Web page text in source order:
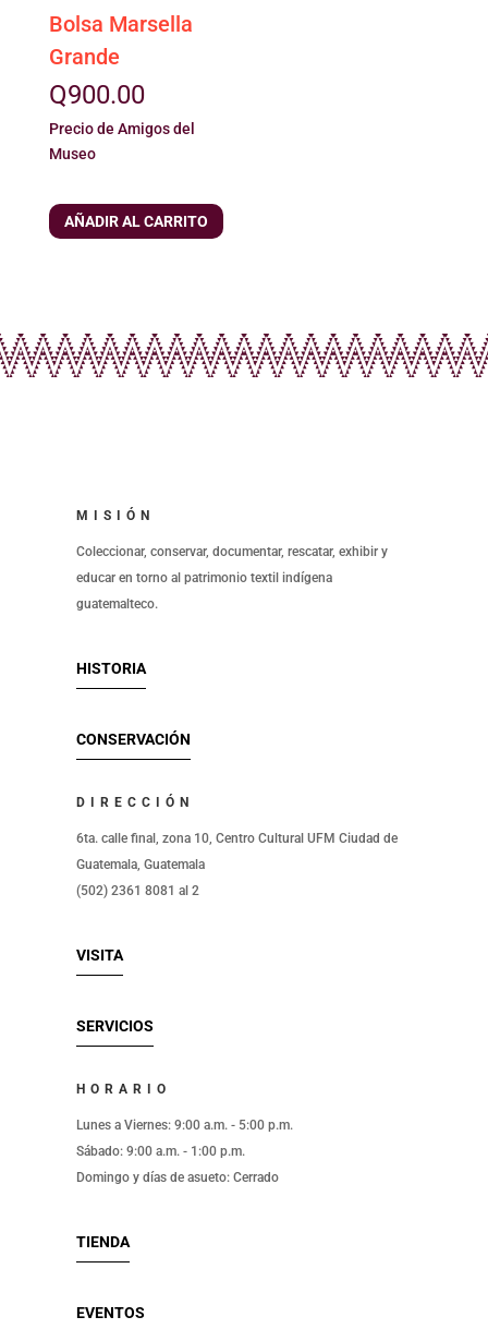
Bolsa Marsella
Grande
Q900.00
Precio de Amigos del
Museo
AÑADIR AL CARRITO
MISIÓN
Coleccionar, conservar, documentar, rescatar, exhibir y
educar en torno al patrimonio textil indígena
guatemalteco.
HISTORIA
CONSERVACIÓN
DIRECCIÓN
6ta. calle final, zona 10, Centro Cultural UFM Ciudad de
Guatemala, Guatemala
(502) 2361 8081 al 2
VISITA
SERVICIOS
HORARIO
Lunes a Viernes: 9:00 a.m. - 5:00 p.m.
Sábado: 9:00 a.m. - 1:00 p.m.
Domingo y días de asueto: Cerrado
TIENDA
EVENTOS